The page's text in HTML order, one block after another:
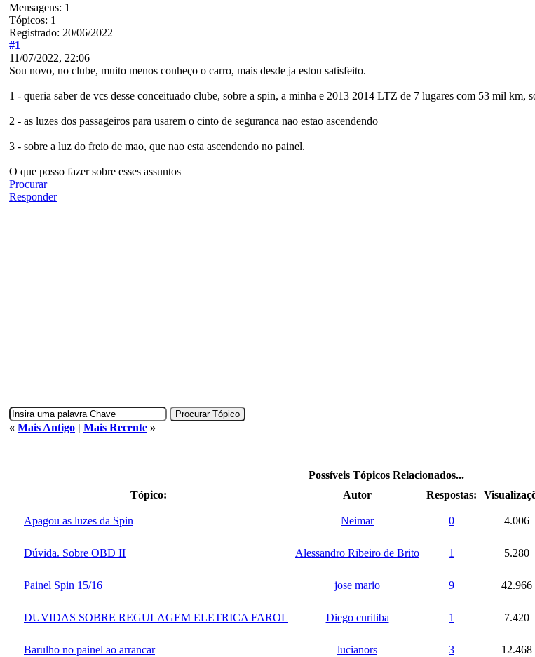
Mensagens: 1
Tópicos: 1
Registrado: 20/06/2022
#1
11/07/2022, 22:06
Sou novo, no clube, muito menos conheço o carro, mais desde ja estou satisfeito.
1 - queria saber de vcs desse conceituado clube, sobre a spin, a minha e 2013 2014 LTZ de 7 lugares com 53 mil
2 - as luzes dos passageiros para usarem o cinto de seguranca nao estao ascendendo
3 - sobre a luz do freio de mao, que nao esta ascendendo no painel.
O que posso fazer sobre esses assuntos
Procurar
Responder
« Mais Antigo | Mais Recente »
Possíveis Tópicos Relacionados...
Tópico:
Autor Respostas:
Apagou as luzes da Spin Neimar 0 4.006
Dúvida. Sobre OBD II Alessandro Ribeiro de Brito 1 5.280
Painel Spin 15/16 jose mario 9 42.966
DUVIDAS SOBRE REGULAGEM ELETRICA FAROL Diego curitiba 1 7.420
Barulho no painel ao arrancar lucianors 3 12.468